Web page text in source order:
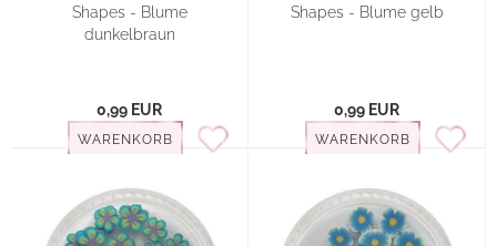
Shapes - Blume
dunkelbraun
0,99 EUR
WARENKORB
Shapes - Blume gelb
0,99 EUR
WARENKORB